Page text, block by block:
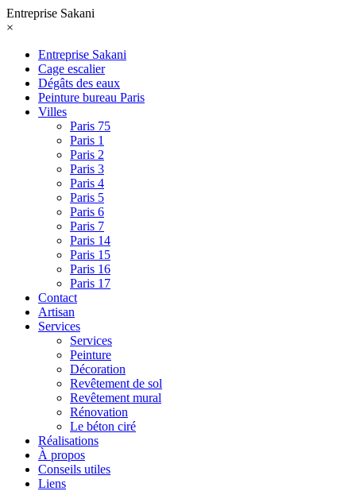
Entreprise Sakani
×
Entreprise Sakani
Cage escalier
Dégâts des eaux
Peinture bureau Paris
Villes
Paris 75
Paris 1
Paris 2
Paris 3
Paris 4
Paris 5
Paris 6
Paris 7
Paris 14
Paris 15
Paris 16
Paris 17
Contact
Artisan
Services
Services
Peinture
Décoration
Revêtement de sol
Revêtement mural
Rénovation
Le béton ciré
Réalisations
À propos
Conseils utiles
Liens